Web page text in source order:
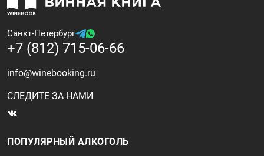
Санкт-Петербург
+7 (812) 715-06-66
info@winebooking.ru
СЛЕДИТЕ ЗА НАМИ
ПОПУЛЯРНЫЙ АЛКОГОЛЬ